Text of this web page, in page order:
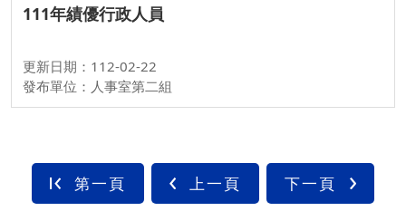
111年績優行政人員
更新日期：112-02-22
發布單位：人事室第二組
第一頁 上一頁 下一頁